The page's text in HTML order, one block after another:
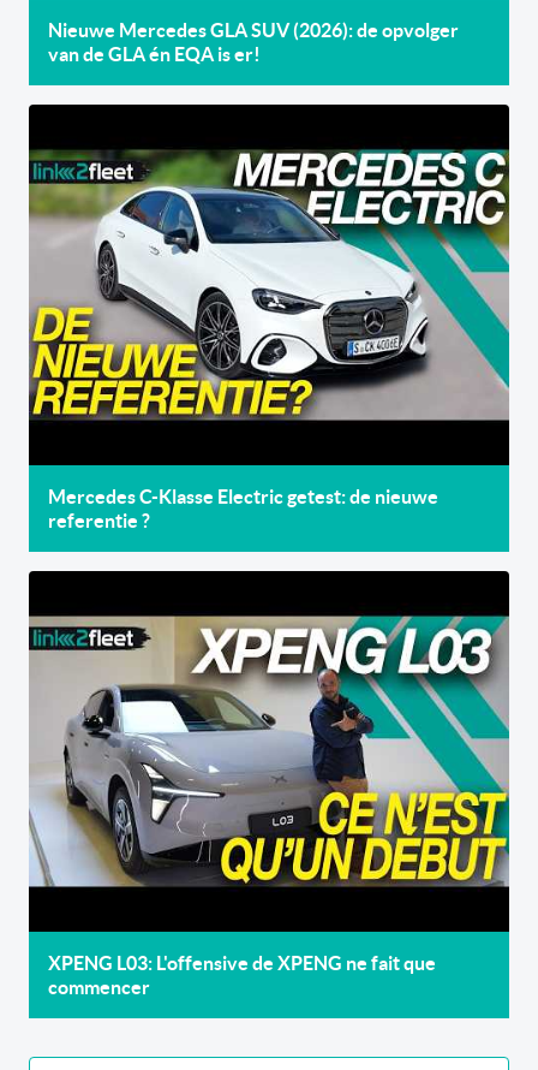
Nieuwe Mercedes GLA SUV (2026): de opvolger
van de GLA én EQA is er!
Mercedes C-Klasse Electric getest: de nieuwe
referentie ?
XPENG L03: L'offensive de XPENG ne fait que
commencer